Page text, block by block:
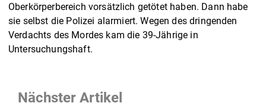
Oberkörperbereich vorsätzlich getötet haben. Dann habe
sie selbst die Polizei alarmiert. Wegen des dringenden
Verdachts des Mordes kam die 39-Jährige in
Untersuchungshaft.
Nächster Artikel